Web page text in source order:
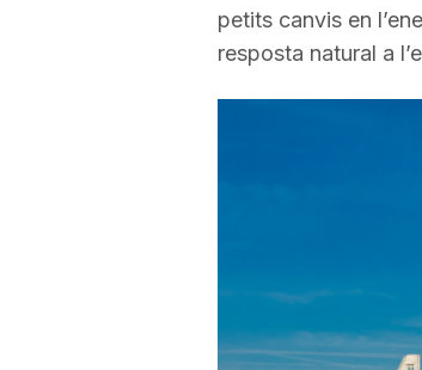
t
petits canvis en
resposta natural a